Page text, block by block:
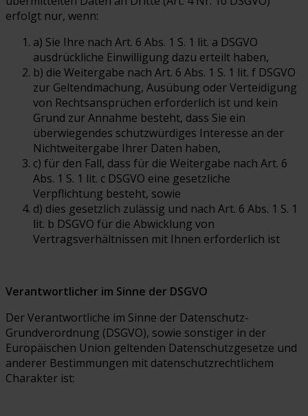
erfolgt nur, wenn:
a) Sie Ihre nach Art. 6 Abs. 1 S. 1 lit. a DSGVO
ausdrückliche Einwilligung dazu erteilt haben,
b) die Weitergabe nach Art. 6 Abs. 1 S. 1 lit. f DSGVO
zur Geltendmachung, Ausübung oder Verteidigung
von Rechtsansprüchen erforderlich ist und kein
Grund zur Annahme besteht, dass Sie ein
überwiegendes schutzwürdiges Interesse an der
Nichtweitergabe Ihrer Daten haben,
c) für den Fall, dass für die Weitergabe nach Art. 6
Abs. 1 S. 1 lit. c DSGVO eine gesetzliche
Verpflichtung besteht, sowie
d) dies gesetzlich zulässig und nach Art. 6 Abs. 1 S. 1
lit. b DSGVO für die Abwicklung von
Vertragsverhältnissen mit Ihnen erforderlich ist
Verantwortlicher im Sinne der DSGVO
Der Verantwortliche im Sinne der Datenschutz-
Grundverordnung (DSGVO), sowie sonstiger in der
Europäischen Union geltenden Datenschutzgesetze und
anderer Bestimmungen mit datenschutzrechtlichem
Charakter ist: